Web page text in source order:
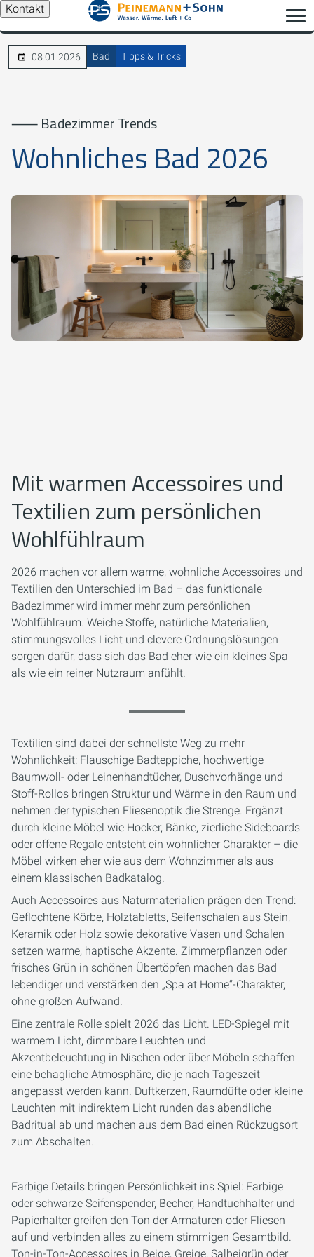
Kontakt
08.01.2026 Bad Tipps & Tricks
⸺ Badezimmer Trends
Wohnliches Bad 2026
Mit warmen Accessoires und
Textilien zum persönlichen
Wohlfühlraum
2026 machen vor allem warme, wohnliche Accessoires und
Textilien den Unterschied im Bad – das funktionale
Badezimmer wird immer mehr zum persönlichen
Wohlfühlraum. Weiche Stoffe, natürliche Materialien,
stimmungsvolles Licht und clevere Ordnungslösungen
sorgen dafür, dass sich das Bad eher wie ein kleines Spa
als wie ein reiner Nutzraum anfühlt.
Textilien sind dabei der schnellste Weg zu mehr
Wohnlichkeit: Flauschige Badteppiche, hochwertige
Baumwoll- oder Leinenhandtücher, Duschvorhänge und
Stoff-Rollos bringen Struktur und Wärme in den Raum und
nehmen der typischen Fliesenoptik die Strenge. Ergänzt
durch kleine Möbel wie Hocker, Bänke, zierliche Sideboards
oder offene Regale entsteht ein wohnlicher Charakter – die
Möbel wirken eher wie aus dem Wohnzimmer als aus
einem klassischen Badkatalog.
Auch Accessoires aus Naturmaterialien prägen den Trend:
Geflochtene Körbe, Holztabletts, Seifenschalen aus Stein,
Keramik oder Holz sowie dekorative Vasen und Schalen
setzen warme, haptische Akzente. Zimmerpflanzen oder
frisches Grün in schönen Übertöpfen machen das Bad
lebendiger und verstärken den „Spa at Home“-Charakter,
ohne großen Aufwand.
Eine zentrale Rolle spielt 2026 das Licht. LED-Spiegel mit
warmem Licht, dimmbare Leuchten und
Akzentbeleuchtung in Nischen oder über Möbeln schaffen
eine behagliche Atmosphäre, die je nach Tageszeit
angepasst werden kann. Duftkerzen, Raumdüfte oder kleine
Leuchten mit indirektem Licht runden das abendliche
Badritual ab und machen aus dem Bad einen Rückzugsort
zum Abschalten.
Farbige Details bringen Persönlichkeit ins Spiel: Farbige
oder schwarze Seifenspender, Becher, Handtuchhalter und
Papierhalter greifen den Ton der Armaturen oder Fliesen
auf und verbinden alles zu einem stimmigen Gesamtbild.
Ton-in-Ton-Accessoires in Beige, Greige, Salbeigrün oder